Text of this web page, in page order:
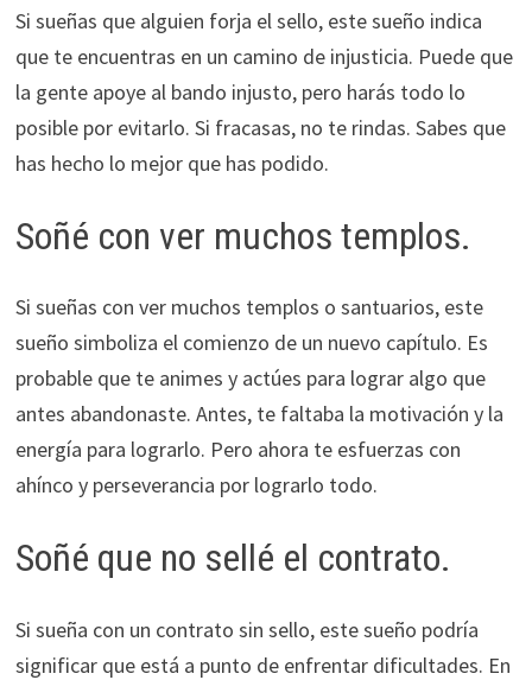
Si sueñas que alguien forja el sello, este sueño indica
que te encuentras en un camino de injusticia. Puede que
la gente apoye al bando injusto, pero harás todo lo
posible por evitarlo. Si fracasas, no te rindas. Sabes que
has hecho lo mejor que has podido.
Soñé con ver muchos templos.
Si sueñas con ver muchos templos o santuarios, este
sueño simboliza el comienzo de un nuevo capítulo. Es
probable que te animes y actúes para lograr algo que
antes abandonaste. Antes, te faltaba la motivación y la
energía para lograrlo. Pero ahora te esfuerzas con
ahínco y perseverancia por lograrlo todo.
Soñé que no sellé el contrato.
Si sueña con un contrato sin sello, este sueño podría
significar que está a punto de enfrentar dificultades. En